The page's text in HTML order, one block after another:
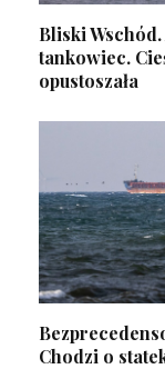
Bliski
tankowiec.
opustoszała
Chodzi o